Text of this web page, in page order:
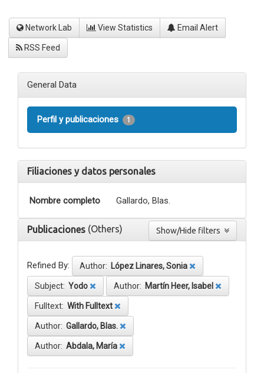
Network Lab View Statistics Email Alert
RSS Feed
General Data
Perfil y publicaciones 1
Filiaciones y datos personales
Nombre completo Gallardo, Blas.
Publicaciones (Others)
Refined By: Author: López Linares, Sonia
Subject: Yodo Author: Martín Heer, Isabel
Fulltext: With Fulltext
Author: Gallardo, Blas.
Author: Abdala, María